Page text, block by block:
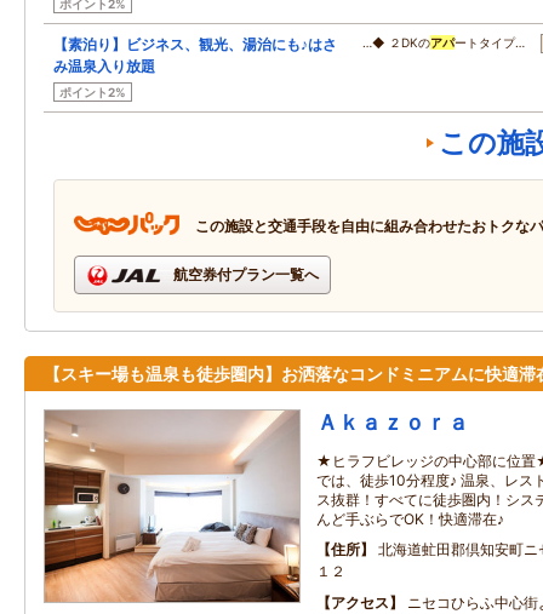
ポイント2%
【素泊り】ビジネス、観光、湯治にも♪はさ
み温泉入り放題
ポイント2%
…◆ ２DKのアパートタイプ…
この施
この施設と交通手段を自由に組み合わせたおトクな
航空券付プラン一覧へ
【スキー場も温泉も徒歩圏内】お洒落なコンドミニアムに快適滞
Ａｋａｚｏｒａ
★ヒラフビレッジの中心部に位
では、徒歩10分程度♪ 温泉、レス
ス抜群！すべてに徒歩圏内！シス
んど手ぶらでOK！快適滞在♪
住所
北海道虻田郡倶知安町
１２
アクセス
ニセコひらふ中心